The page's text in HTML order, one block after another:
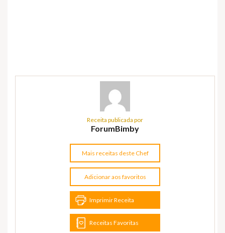
Receita publicada por
ForumBimby
Mais receitas deste Chef
Adicionar aos favoritos
Imprimir Receita
Receitas Favoritas